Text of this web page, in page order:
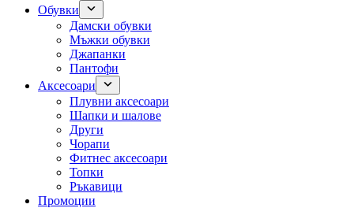
Обувки
Дамски обувки
Мъжки обувки
Джапанки
Пантофи
Аксесоари
Плувни аксесоари
Шапки и шалове
Други
Чорапи
Фитнес аксесоари
Топки
Ръкавици
Промоции